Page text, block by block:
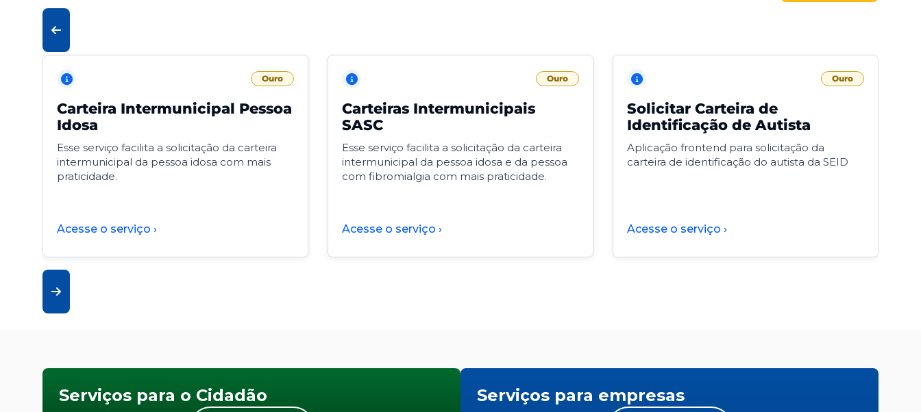
Ouro
Carteira Intermunicipal Pessoa
Idosa
Esse serviço facilita a solicitação da carteira
intermunicipal da pessoa idosa com mais
praticidade.
Acesse o serviço ›
Ouro
Carteiras Intermunicipais
SASC
Esse serviço facilita a solicitação da carteira
intermunicipal da pessoa idosa e da pessoa
com fibromialgia com mais praticidade.
Acesse o serviço ›
Ouro
Solicitar Carteira de
Identificação de Autista
Aplicação frontend para solicitação da
carteira de identificação do autista da SEID
Acesse o serviço ›
Serviços para o Cidadão Serviços para empresas